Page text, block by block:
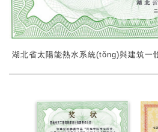
湖北省太陽能熱水系統(tǒng)與建筑一